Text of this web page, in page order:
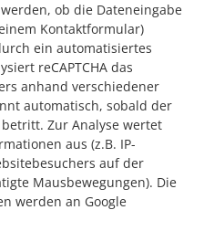
ob die Dateneingabe
Kontaktformular)
ein automatisiertes
reCAPTCHA das
anhand verschiedener
automatisch, sobald der
Zur Analyse wertet
aus (z.B. IP-
auf der
Mausbewegungen). Die
werden an Google